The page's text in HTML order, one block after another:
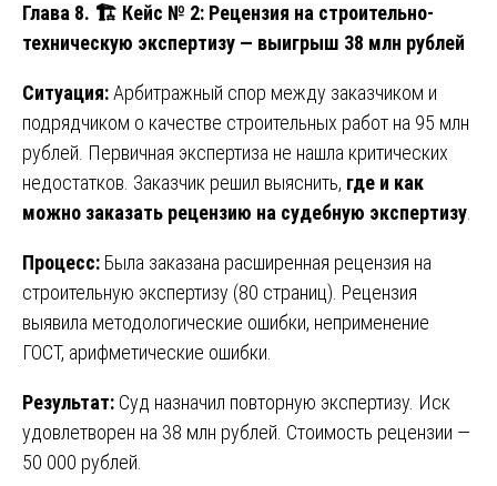
Глава 8. 🏗️ Кейс № 2: Рецензия на строительно-
техническую экспертизу — выигрыш 38 млн рублей
Ситуация:Арбитражный спор между заказчиком и
подрядчиком о качестве строительных работ на 95 млн
рублей. Первичная экспертиза не нашла критических
недостатков. Заказчик решил выяснить, где и как
можно заказать рецензию на судебную экспертизу.
Процесс: Была заказана расширенная рецензия на
строительную экспертизу (80 страниц). Рецензия
выявила методологические ошибки, неприменение
ГОСТ, арифметические ошибки.
Результат: Суд назначил повторную экспертизу. Иск
удовлетворен на 38 млн рублей. Стоимость рецензии —
50 000 рублей.